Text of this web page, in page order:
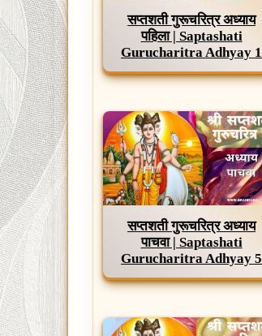
सप्तशती गुरूचरित्र अध्याय
पहिला | Saptashati
Gurucharitra Adhyay 1
सप्तशती गुरूचरित्र अध्याय
पाचवा | Saptashati
Gurucharitra Adhyay 5